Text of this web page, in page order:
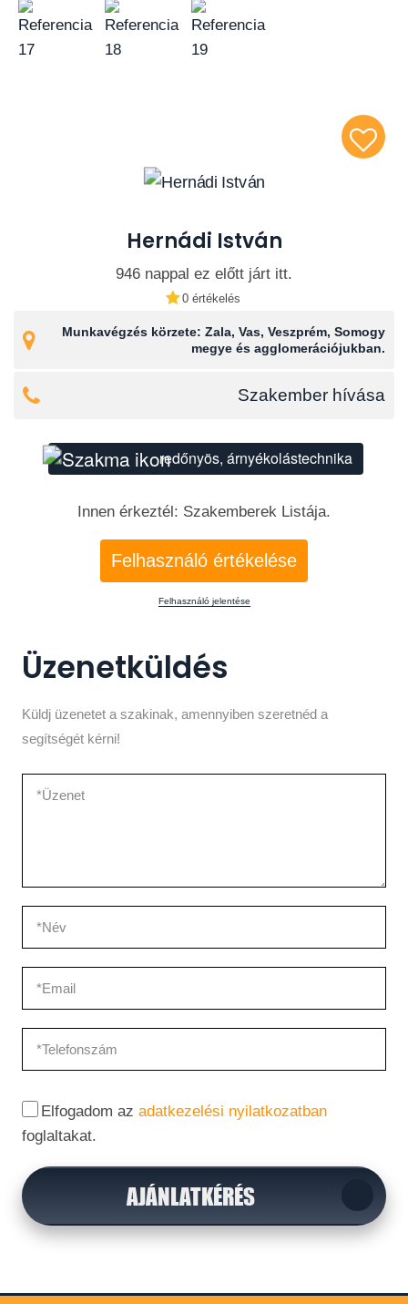
Hernádi István
946 nappal ez előtt járt itt.
0 értékelés
Munkavégzés körzete: Zala, Vas, Veszprém, Somogy
megye és agglomerációjukban.
Szakember hívása
redőnyös, árnyékolástechnika
Innen érkeztél: Szakemberek Listája.
Felhasználó értékelése
Felhasználó jelentése
Üzenetküldés
Küldj üzenetet a szakinak, amennyiben szeretnéd a
segítségét kérni!
Elfogadom az adatkezelési nyilatkozatban
foglaltakat.
AJÁNLATKÉRÉS